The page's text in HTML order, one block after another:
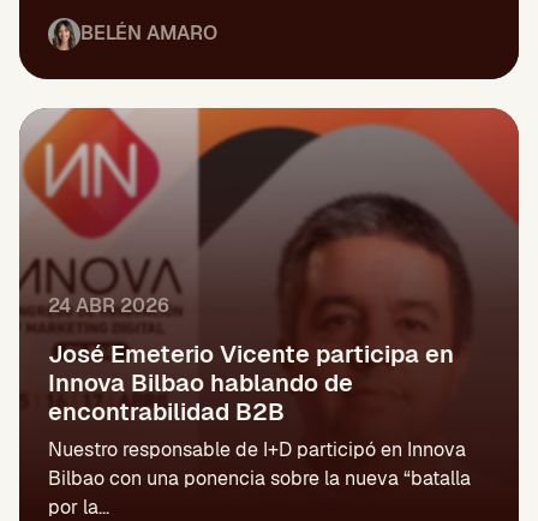
BELÉN AMARO
24 ABR 2026
José Emeterio Vicente participa en
Innova Bilbao hablando de
encontrabilidad B2B
Nuestro responsable de I+D participó en Innova
Bilbao con una ponencia sobre la nueva “batalla
por la...